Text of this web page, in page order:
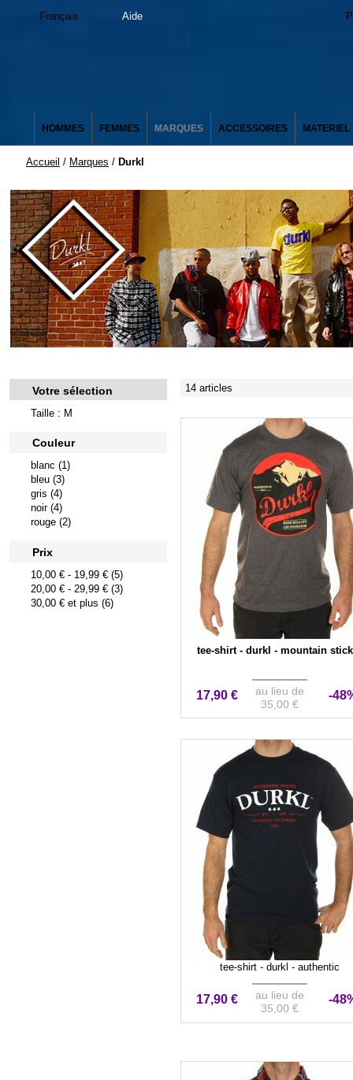
Français Aide
HOMMES FEMMES MARQUES ACCESSOIRES MATERIEL
Accueil / Marques / Durkl
Votre sélection
Taille : M
Couleur
blanc (1)
bleu (3)
gris (4)
noir (4)
rouge (2)
Prix
10,00 € - 19,99 € (5)
20,00 € - 29,99 € (3)
30,00 € et plus (6)
14 articles
tee-shirt - durkl - mountain
17,90 €
au lieu de
35,00 €
-
tee-shirt - durkl - authentic
17,90 €
au lieu de
35,00 €
-